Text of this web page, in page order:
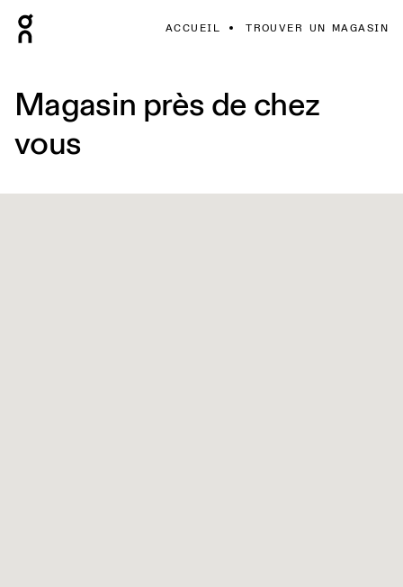
ACCUEIL TROUVER UN MAGASIN
Magasin près de chez
vous